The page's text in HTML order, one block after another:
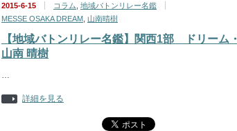
2015-6-15 コラム 地域バトンリレー名鑑
MESSE OSAKA DREAM 山南晴樹
【地域バトンリレー名鑑】関西1部 ドリーム・
山南 晴樹
…
詳細を見る